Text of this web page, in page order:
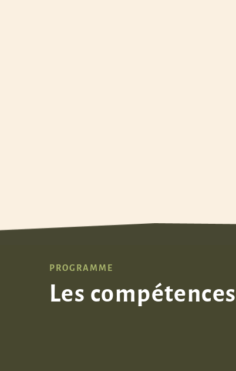
PROGRAMME
Les compétences